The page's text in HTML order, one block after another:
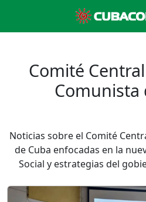
Comité
Comunista
Noticias sobre el Comité
de Cuba enfocadas en la
Social y estrategias del